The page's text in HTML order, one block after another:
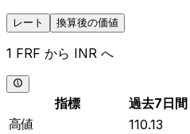
レート 換算後の価値
1 FRF から INR へ
指標 過去7日間
高値
110.13